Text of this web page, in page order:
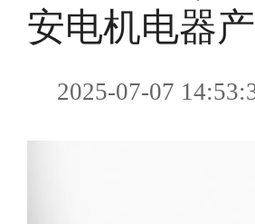
安电机电器
2025-07-07